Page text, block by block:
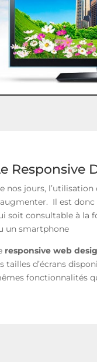
Responsive
nos jours,
Il est
soit consultable à la
un smartphone
responsive web
tailles d’écrans
fonctionnalités